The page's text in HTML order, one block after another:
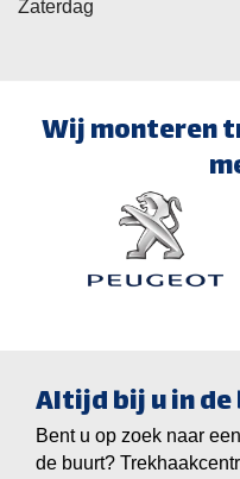
Zaterdag
Wij monteren
Altijd bij u in
Bent u op zoek naar
de buurt?